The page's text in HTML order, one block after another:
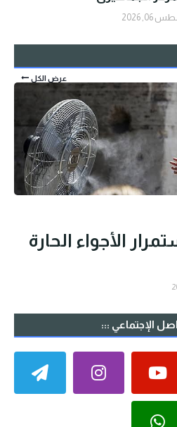
2026
عرض الكل
الأجواء الحارة
الإجتماعي :::